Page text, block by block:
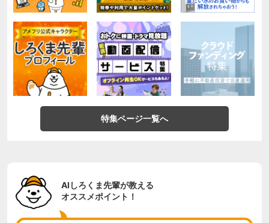
特集ページ一覧へ
AIしろくま先輩が教える
オススメポイント！